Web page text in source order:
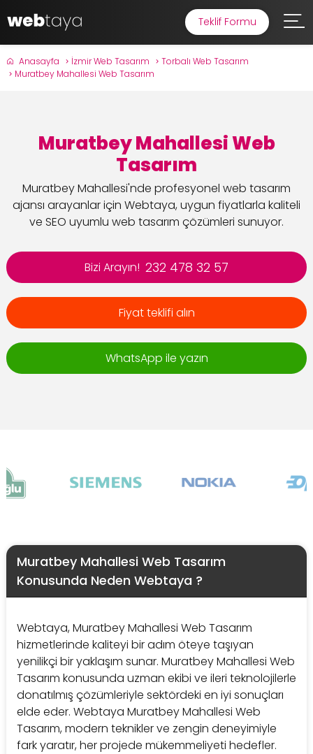
Teklif Formu
Anasayfa İzmir Web Tasarım
Torbalı Web Tasarım
Muratbey Mahallesi Web Tasarım
Muratbey Mahallesi Web
Tasarım
Muratbey Mahallesi'nde profesyonel web tasarım
ajansı arayanlar için Webtaya, uygun fiyatlarla kaliteli
ve SEO uyumlu web tasarım çözümleri sunuyor.
Bizi Arayın! 232 478 32 57
Fiyat teklifi alın
WhatsApp ile yazın
Muratbey Mahallesi Web Tasarım
Konusunda Neden Webtaya ?
Webtaya, Muratbey Mahallesi Web Tasarım
hizmetlerinde kaliteyi bir adım öteye taşıyan
yenilikçi bir yaklaşım sunar. Muratbey Mahallesi Web
Tasarım konusunda uzman ekibi ve ileri teknolojilerle
donatılmış çözümleriyle sektördeki en iyi sonuçları
elde eder. Webtaya Muratbey Mahallesi Web
Tasarım, modern teknikler ve zengin deneyimiyle
fark yaratır, her projede mükemmeliyeti hedefler.